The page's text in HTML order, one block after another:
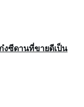
งซีดานที่ขายดีเป็น